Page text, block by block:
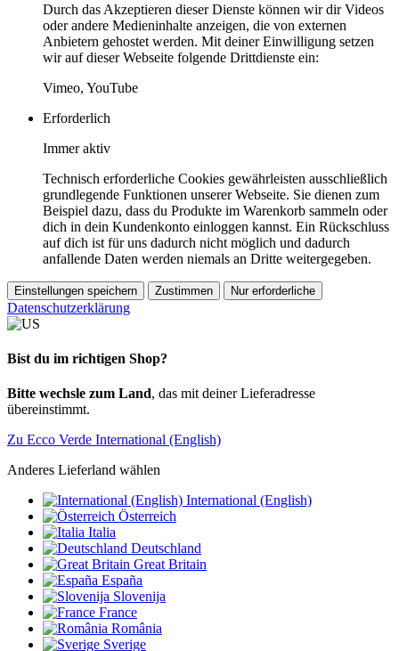
Durch das Akzeptieren dieser Dienste können wir dir Videos
oder andere Medieninhalte anzeigen, die von externen
Anbietern gehostet werden. Mit deiner Einwilligung setzen
wir auf dieser Webseite folgende Drittdienste ein:
Vimeo, YouTube
Erforderlich
Immer aktiv
Technisch erforderliche Cookies gewährleisten ausschließlich
grundlegende Funktionen unserer Webseite. Sie dienen zum
Beispiel dazu, dass du Produkte im Warenkorb sammeln oder
dich in dein Kundenkonto einloggen kannst. Ein Rückschluss
auf dich ist für uns dadurch nicht möglich und dadurch
anfallende Daten werden niemals an Dritte weitergegeben.
Einstellungen speichern Zustimmen Nur erforderliche
Datenschutzerklärung
Bist du im richtigen Shop?
Bitte wechsle zum Land, das mit deiner Lieferadresse
übereinstimmt.
Zu Ecco Verde International (English)
Anderes Lieferland wählen
International (English)
Österreich
Italia
Deutschland
Great Britain
España
Slovenija
France
România
Sverige